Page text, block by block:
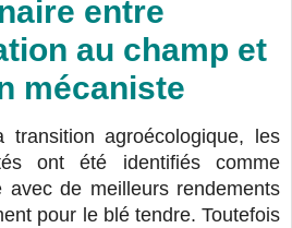
entre
au champ et
mécaniste
agroécologique, les
ont été identifiés comme
avec de meilleurs rendements
pour le blé tendre. Toutefois